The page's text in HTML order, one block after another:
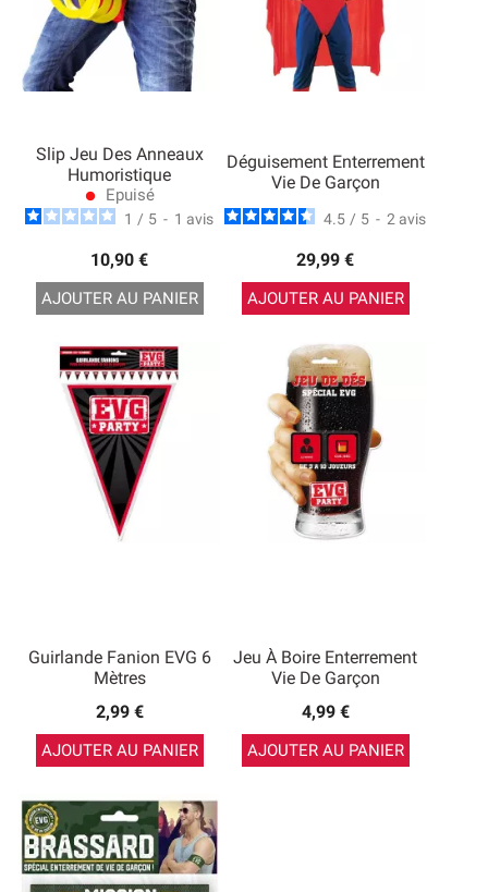
Slip Jeu Des Anneaux
Humoristique
lens Epuisé
1 / 5 - 1 avis
10,90 €
AJOUTER AU PANIER
Déguisement Enterrement
Vie De Garçon
4.5 / 5 - 2 avis
29,99 €
AJOUTER AU PANIER
Guirlande Fanion EVG 6
Mètres
2,99 €
AJOUTER AU PANIER
Jeu À Boire Enterrement
Vie De Garçon
4,99 €
AJOUTER AU PANIER